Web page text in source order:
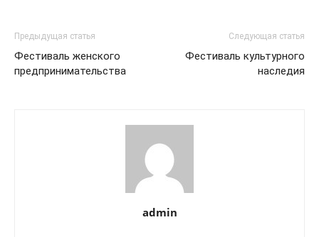
Предыдущая статья
Фестиваль женского
предпринимательства
Следующая статья
Фестиваль культурного
наследия
admin